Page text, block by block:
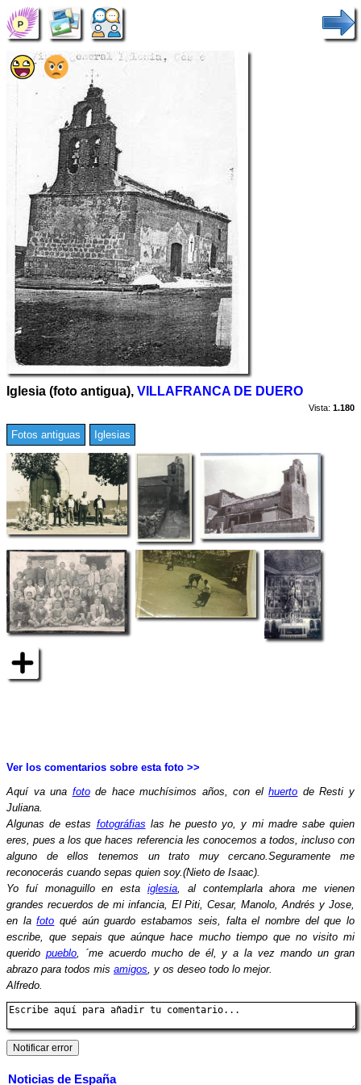
Iglesia (foto antigua), VILLAFRANCA DE DUERO
Vista: 1.180
Fotos antiguas Iglesias
Ver los comentarios sobre esta foto >>
Aquí va una fotode hace muchísimos años, con elhuerto de Resti y
Juliana.
Algunas de estas fotográfias las he puesto yo, y mi madre sabe quien
eres, pues a los que haces referencia les conocemos a todos, incluso con
alguno de ellos tenemos un trato muy cercano.Seguramente me
reconocerás cuando sepas quien soy.(Nieto de Isaac).
Yo fuí monaguillo en esta iglesia, al contemplarla ahora me vienen
grandes recuerdos de mi infancia, El Piti, Cesar, Manolo, Andrés y Jose,
en lafoto qué aún guardo estabamos seis, falta el nombre del que lo
escribe, que sepais que aúnque hace mucho tiempo que no visito mi
querido pueblo, ´me acuerdo mucho de él, y a la vez mando un gran
abrazo para todos mis amigos, y os deseo todo lo mejor.
Alfredo.
Noticias de España